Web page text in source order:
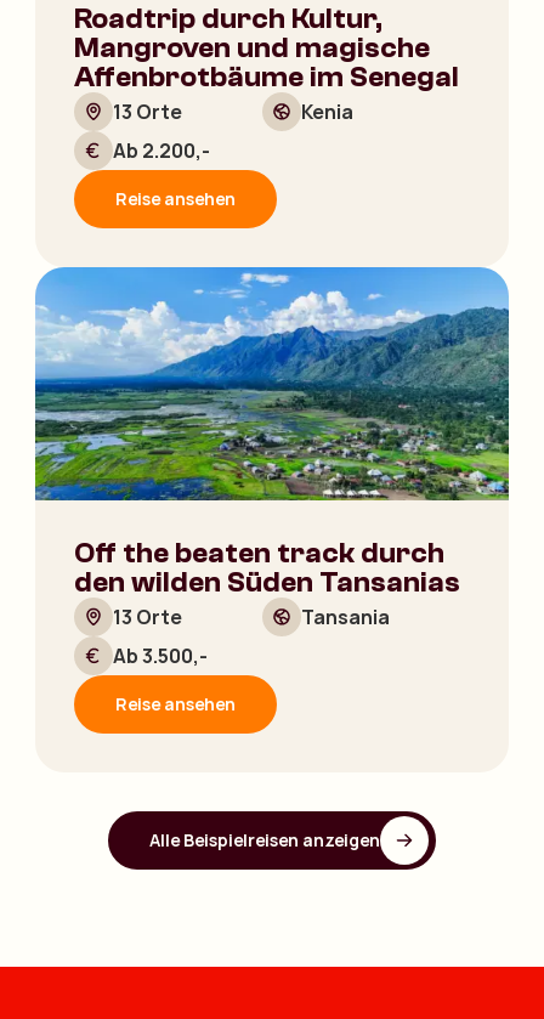
Roadtrip durch Kultur,
Mangroven und magische
Affenbrotbäume im Senegal
13 Orte
Kenia
Ab 2.200,-
Reise ansehen
Off the beaten track durch
den wilden Süden Tansanias
13 Orte
Tansania
Ab 3.500,-
Reise ansehen
Alle Beispielreisen anzeigen